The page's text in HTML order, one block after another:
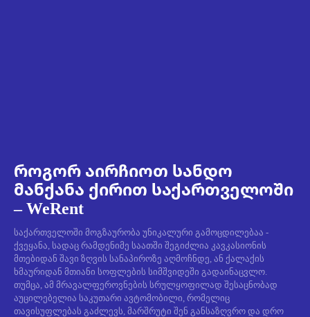
როგორ აირჩიოთ სანდო
მანქანა ქირით საქართველოში
– WeRent
საქართველოში მოგზაურობა უნიკალური გამოცდილებაა -
ქვეყანა, სადაც რამდენიმე საათში შეგიძლია კავკასიონის
მთებიდან შავი ზღვის სანაპიროზე აღმოჩნდე, ან ქალაქის
ხმაურიდან მთიანი სოფლების სიმშვიდეში გადაინაცვლო.
თუმცა, ამ მრავალფეროვნების სრულყოფილად შესაცნობად
აუცილებელია საკუთარი ავტომობილი, რომელიც
თავისუფლებას გაძლევს, მარშრუტი შენ განსაზღვრო და დრო